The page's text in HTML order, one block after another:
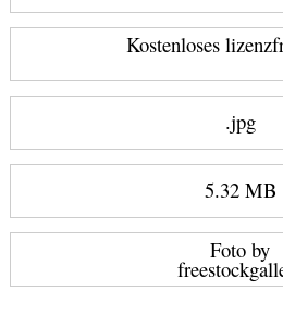
Kostenloses
.jpg
5.32 MB
Foto by